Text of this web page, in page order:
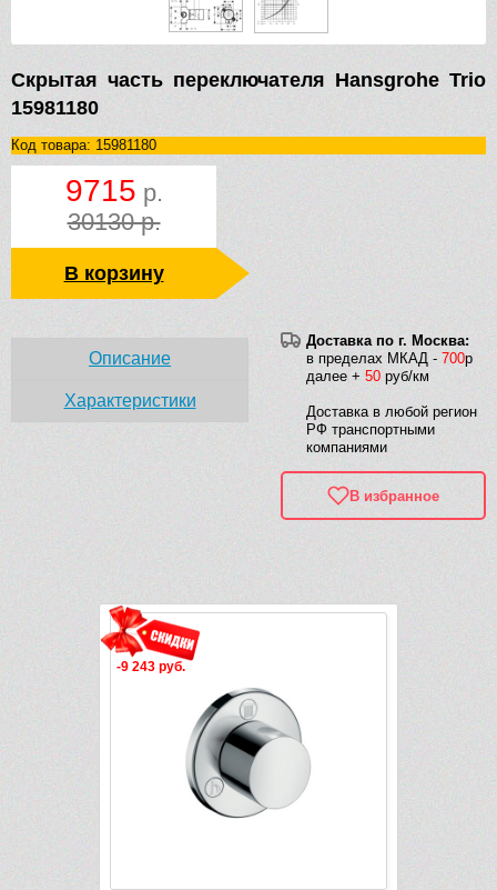
Скрытая часть переключателя Hansgrohe Trio
15981180
Код товара: 15981180
9715 р.
30130 р.
В корзину
Доставка по г. Москва:
в пределах МКАД - 700р
далее + 50 руб/км
Доставка в любой регион
РФ транспортными
компаниями
В избранное
Описание
Характеристики
-9 243 руб.